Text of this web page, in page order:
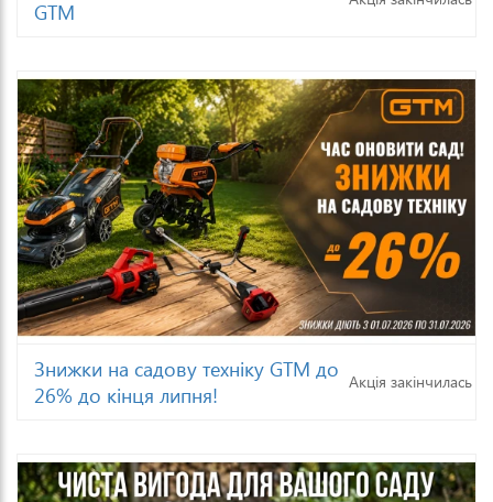
GTM
Знижки на садову техніку GTM до
26% до кінця липня!
Акція закінчилась